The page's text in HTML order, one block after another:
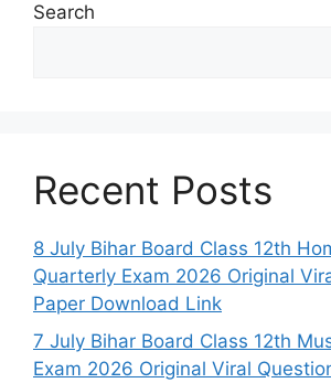
Search
Recent Posts
8 July Bihar Board Class 12th
Quarterly Exam 2026 Original
Paper Download Link
7 July Bihar Board Class 12th
Exam 2026 Original Viral